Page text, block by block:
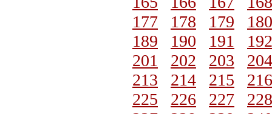
177
178 179
180
189
190 191
192
201
202 203
204
213
214 215
216
225
226 227
228